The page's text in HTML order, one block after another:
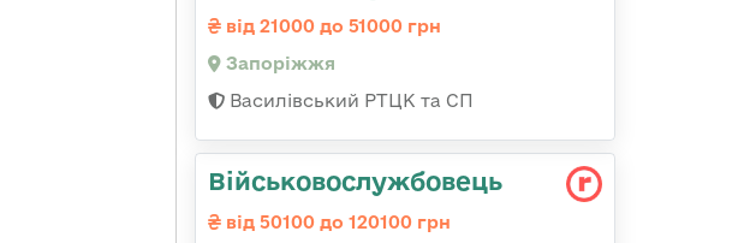
від 21000 до 51000 грн
Запоріжжя
Василівський РТЦК та СП
Військовослужбовець
від 50100 до 120100 грн